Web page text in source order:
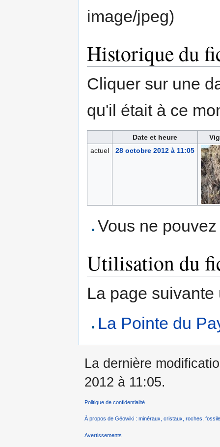
image/jpeg)
Historique du
Cliquer sur une
qu'il était à ce
Date et heure
actuel
28 octobre 2012 à 11:05
Vous ne
Utilisation du
La page
La Pointe du
La dernière
2012 à 11:05.
Politique de confidentialité
À propos de Géowiki : minéraux, cristaux, roches,
Avertissements